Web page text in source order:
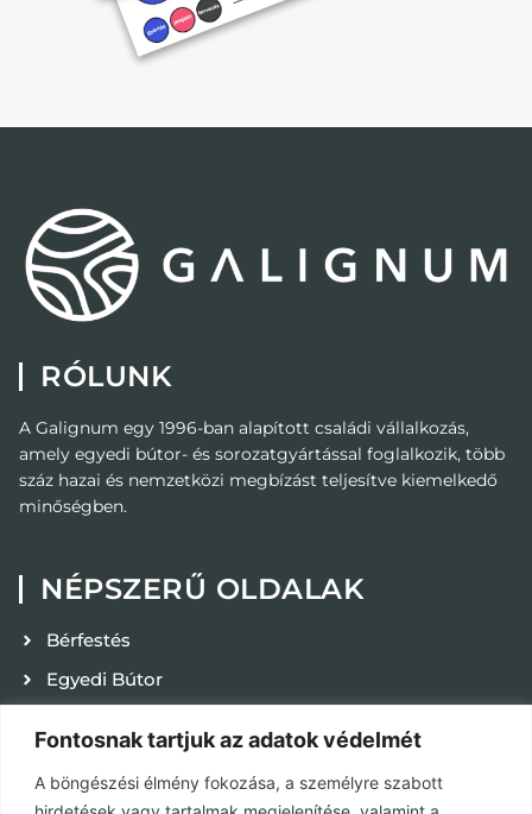
Fontosnak tartjuk az adatok védelmét
A böngészési élmény fokozása, a személyre szabott
RÓLUNK
A Galignum egy 1996-ban alapított családi vállalkozás,
amely egyedi bútor- és sorozatgyártással foglalkozik, több
száz hazai és nemzetközi megbízást teljesítve kiemelkedő
minőségben.
NÉPSZERŰ OLDALAK
Bérfestés
Egyedi Bútor
Adatvédelmi tájékoztató